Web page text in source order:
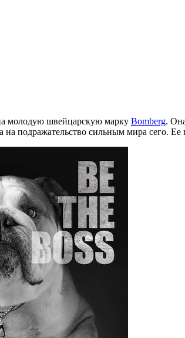
молодую швейцарскую марку Bomberg.
подражательство сильным мира сего.